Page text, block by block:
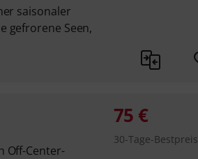
saisonaler
gefrorene Seen,
Off-Center-
75 €
30-Tage-Bestpreis